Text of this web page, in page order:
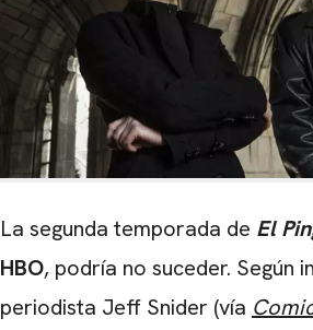
La segunda temporada de ElP
HBO, podría no suceder. Según
periodista Jeff Snider (vía